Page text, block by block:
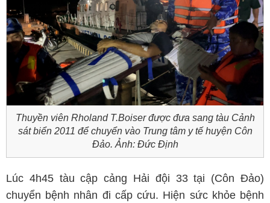
Thuyền viên Rholand T.Boiser được đưa sang tàu Cảnh
sát biển 2011 để chuyển vào Trung tâm y tế huyện Côn
Đảo. Ảnh: Đức Định
Lúc 4h45 tàu cập cảng Hải đội 33 tại (Côn Đảo)
chuyển bệnh nhân đi cấp cứu. Hiện sức khỏe bệnh